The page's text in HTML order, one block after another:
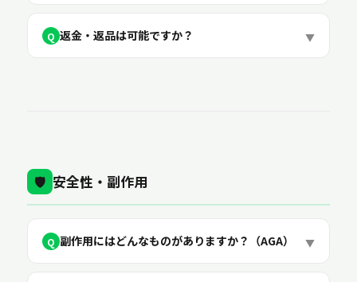
Q 返金・返品は可能ですか？ ▼
🛡️ 安全性・副作用
Q 副作用にはどんなものがありますか？（AGA） ▼